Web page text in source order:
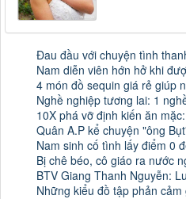
Đau đầu với chuyện tình
Nam diễn viên hớn hở khi
4 món đồ sequin giá rẻ giúp
Nghề nghiệp tương lai: 1
10X phá vỡ định kiến ăn
Quân A.P kể chuyện "ông
Nam sinh cố tình lấy điểm 0
Bị chê béo, cô giáo ra nước
BTV Giang Thanh Nguyễn:
Những kiểu đồ tập phản